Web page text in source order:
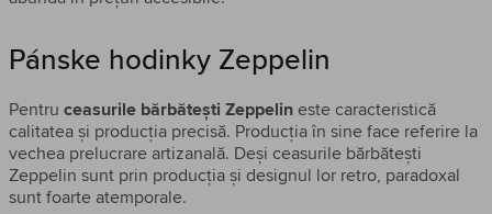
Pánske hodinky Zeppelin
Pentru ceasurile bărbătești Zeppelineste caracteristică
calitatea și producția precisă. Producția în sine face referire la
vechea prelucrare artizanală. Deși ceasurile bărbătești
Zeppelin sunt prin producția și designul lor retro, paradoxal
sunt foarte atemporale.